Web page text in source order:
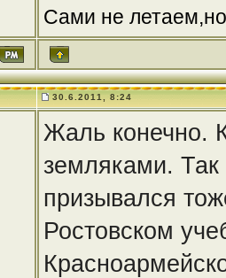
Сами не
30.6.2011, 8:24
Жаль конечно.
земляками. Так
призывался
Ростовском